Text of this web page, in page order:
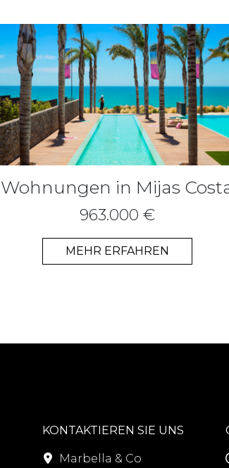
Wohnungen in Mijas
963.000 €
MEHR ERFAHREN
KONTAKTIEREN SIE UNS
Marbella & Co